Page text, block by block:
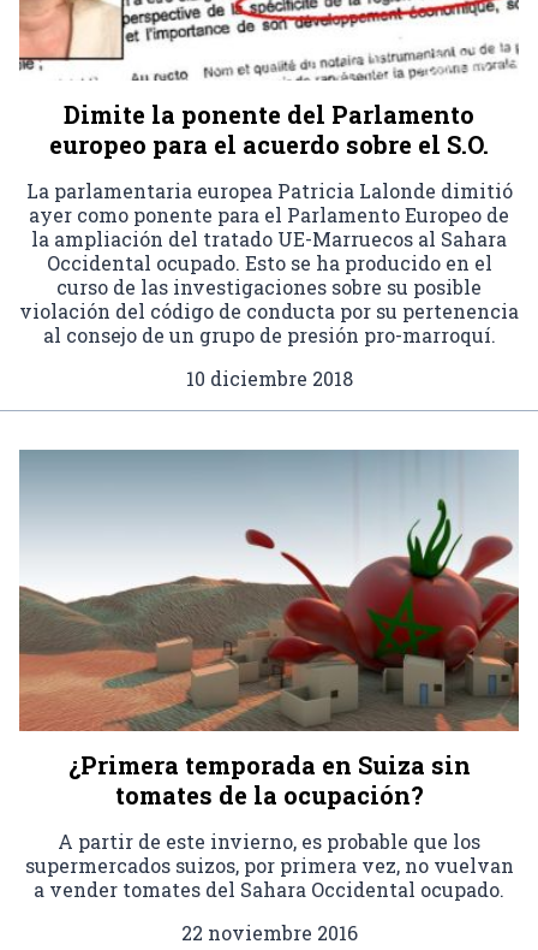
Dimite la ponente del Parlamento
europeo para el acuerdo sobre el S.O.
La parlamentaria europea Patricia Lalonde dimitió
ayer como ponente para el Parlamento Europeo de
la ampliación del tratado UE-Marruecos al Sahara
Occidental ocupado. Esto se ha producido en el
curso de las investigaciones sobre su posible
violación del código de conducta por su pertenencia
al consejo de un grupo de presión pro-marroquí.
10 diciembre 2018
¿Primera temporada en Suiza sin
tomates de la ocupación?
A partir de este invierno, es probable que los
supermercados suizos, por primera vez, no vuelvan
a vender tomates del Sahara Occidental ocupado.
22 noviembre 2016